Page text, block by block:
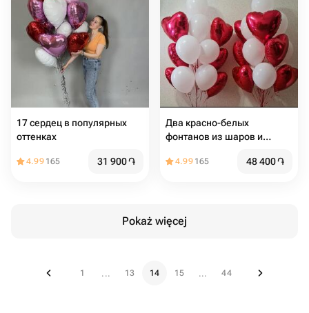
17 сердец в популярных
оттенках
4.99 165 31 900֏
Два красно-белых
фонтанов из шаров и
4.99 165 48 400֏
Pokaż więcej
1 ... 13 14 15 ... 44